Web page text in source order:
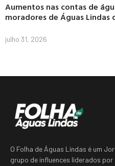
Aumentos nas contas de
moradores de Águas Lindas
julho 31, 2026
O Folha de Águas Lindas é um
grupo de influences liderados por